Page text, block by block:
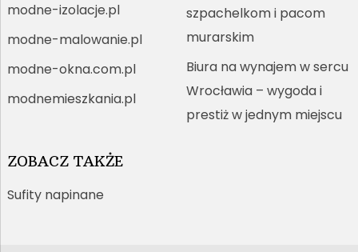
modne-izolacje.pl
modne-malowanie.pl
modne-okna.com.pl
modnemieszkania.pl
szpachelkom i pacom
murarskim
Biura na wynajem w sercu
Wrocławia – wygoda i
prestiż w jednym miejscu
ZOBACZ TAKŻE
Sufity napinane